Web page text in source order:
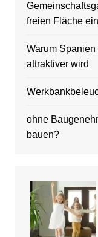
freien Fläche
Warum
attraktiver wird
ohne
bauen?